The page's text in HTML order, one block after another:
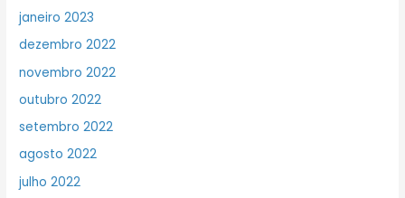
janeiro 2023
dezembro 2022
novembro 2022
outubro 2022
setembro 2022
agosto 2022
julho 2022